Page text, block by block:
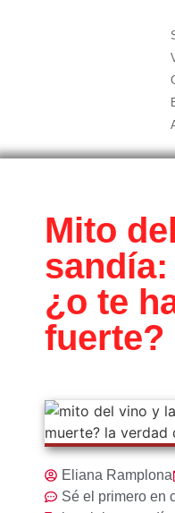
Mito
¿o te
fuerte?
Eliana Ramplona
Sé el primero en